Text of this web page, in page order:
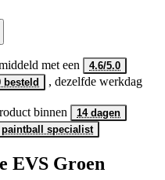
met een
besteld
, dezelfde werkdag
binnen
paintball specialist
EVS Groen